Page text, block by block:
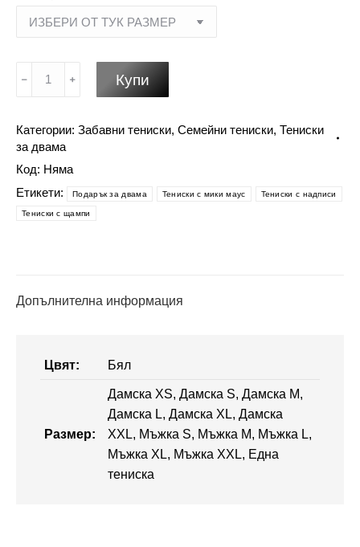
тениски
Мики
маус
-
евтини
Купи
Категории: Забавни тениски, Семейни тениски, Тениски
за двама
Код: Няма
Етикети:
Подарък за двама Тениски с мики маус Тениски с надписи
Тениски с щампи
Допълнителна информация
Цвят: Бял
Размер:
Дамска XS, Дамска S, Дамска M,
Дамска L, Дамска XL, Дамска
XXL, Мъжка S, Мъжка M, Мъжка L,
Мъжка XL, Мъжка XXL, Една
тениска